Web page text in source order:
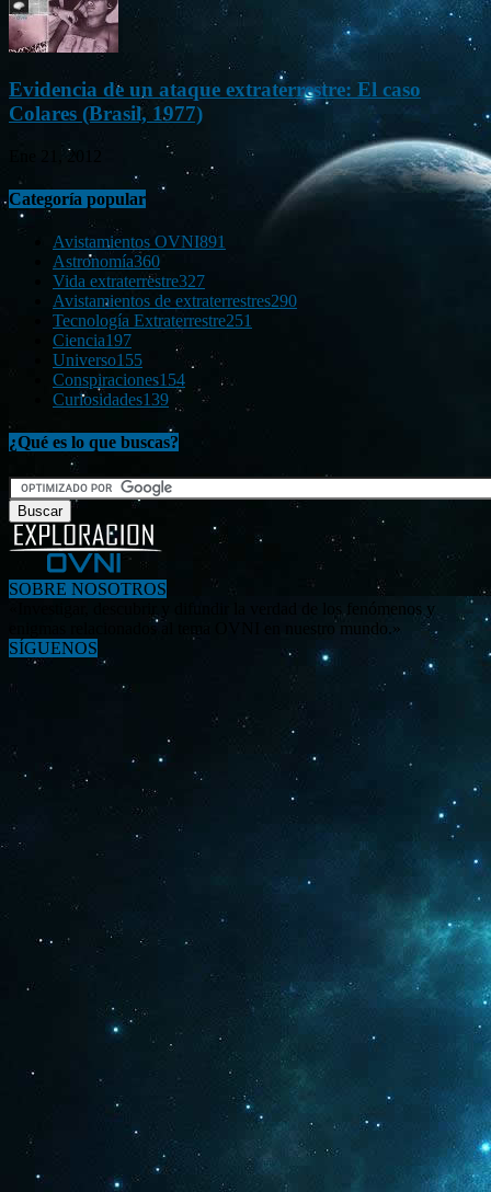
Evidencia de un ataque extraterrestre: El caso
Colares (Brasil, 1977)
Ene 21, 2012
Categoría popular
Avistamientos OVNI891
Astronomía360
Vida extraterrestre327
Avistamientos de extraterrestres290
Tecnología Extraterrestre251
Ciencia197
Universo155
Conspiraciones154
Curiosidades139
¿Qué es lo que buscas?
SOBRE NOSOTROS
«Investigar, descubrir y difundir la verdad de los fenómenos y
enigmas relacionados al tema OVNI en nuestro mundo.»
SÍGUENOS